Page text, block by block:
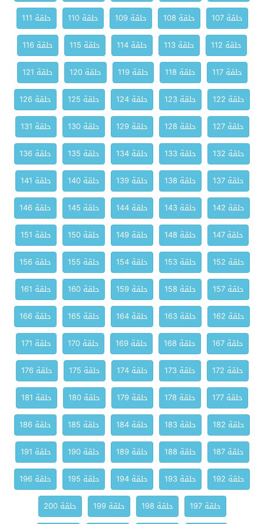
حلقة 107
حلقة 108 حلقة 109 حلقة 110
حلقة 111
حلقة 112
حلقة 113 حلقة 114 حلقة 115
حلقة 116
حلقة 117
حلقة 118 حلقة 119 حلقة 120
حلقة 121
حلقة 122
حلقة 123 حلقة 124 حلقة 125
حلقة 126
حلقة 127
حلقة 128 حلقة 129 حلقة 130
حلقة 131
حلقة 132
حلقة 133 حلقة 134 حلقة 135
حلقة 136
حلقة 137
حلقة 138 حلقة 139 حلقة 140
حلقة 141
حلقة 142
حلقة 143 حلقة 144 حلقة 145
حلقة 146
حلقة 147
حلقة 148 حلقة 149 حلقة 150
حلقة 151
حلقة 152
حلقة 153 حلقة 154 حلقة 155
حلقة 156
حلقة 157
حلقة 158 حلقة 159 حلقة 160
حلقة 161
حلقة 162
حلقة 163 حلقة 164 حلقة 165
حلقة 166
حلقة 167
حلقة 168 حلقة 169 حلقة 170
حلقة 171
حلقة 172
حلقة 173 حلقة 174 حلقة 175
حلقة 176
حلقة 177
حلقة 178 حلقة 179 حلقة 180
حلقة 181
حلقة 182
حلقة 183 حلقة 184 حلقة 185
حلقة 186
حلقة 187
حلقة 188 حلقة 189 حلقة 190
حلقة 191
حلقة 192
حلقة 193 حلقة 194 حلقة 195
حلقة 196
حلقة 197
حلقة 198 حلقة 199 حلقة 200